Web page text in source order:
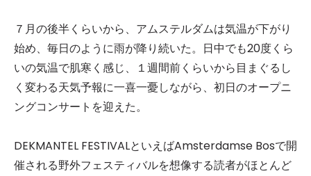
７月の後半くらいから、アムステルダムは気温が下がり
始め、毎日のように雨が降り続いた。日中でも20度くら
いの気温で肌寒く感じ、１週間前くらいから目まぐるし
く変わる天気予報に一喜一憂しながら、初日のオープニ
ングコンサートを迎えた。
DEKMANTEL FESTIVALといえばAmsterdamse Bosで開
催される野外フェスティバルを想像する読者がほとんど